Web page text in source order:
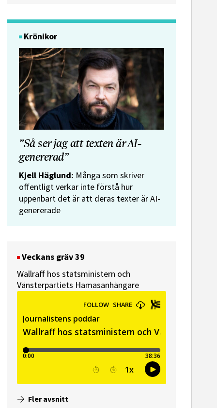
Krönikor
”Så ser jag att texten är AI-
genererad”
Kjell Häglund: Många som skriver
offentligt verkar inte förstå hur
uppenbart det är att deras texter är AI-
genererade
Veckans gräv 39
Wallraff hos statsministern och
Vänsterpartiets Hamasanhängare
Fler avsnitt